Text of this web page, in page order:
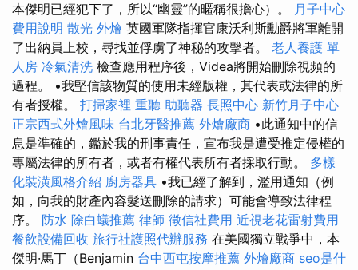
本傑明已經犯下了，所以“幽靈”的暱稱很擔心）。 月子中心
費用說明 散光 外燴 英國軍隊指揮官康沃利斯勳爵將軍離開
了出納員上校，尋找並俘虜了神秘的攻擊者。 老人養護 單
人房 冷氣清洗 檢查應用程序後，Videa將開始刪除視頻的
過程。 •我堅信該物質的使用未經版權，其代表或法律的所
有者授權。 打掃家裡 重聽 助聽器 長照中心 新竹月子中心
正宗西式外燴風味 台北牙醫推薦 外燴廠商 •此通知中的信
息是準確的，鑑於我的刑事責任，宣布我是遭受推定侵權的
專屬法律的所有者，或者有權代表所有者採取行動。 多樣
化裝潢風格介紹 廚房器具 •我已經了解到，濫用通知（例
如，向我的財產內容髮送刪除的請求）可能會導致法律程
序。 防水 除白蟻推薦 律師 徵信社費用 近視老花雷射費用
餐飲設備回收 旅行社護照代辦服務 在美國獨立戰爭中，本
傑明·馬丁（Benjamin 台中西屯按摩推薦 外燴廠商 seo是什